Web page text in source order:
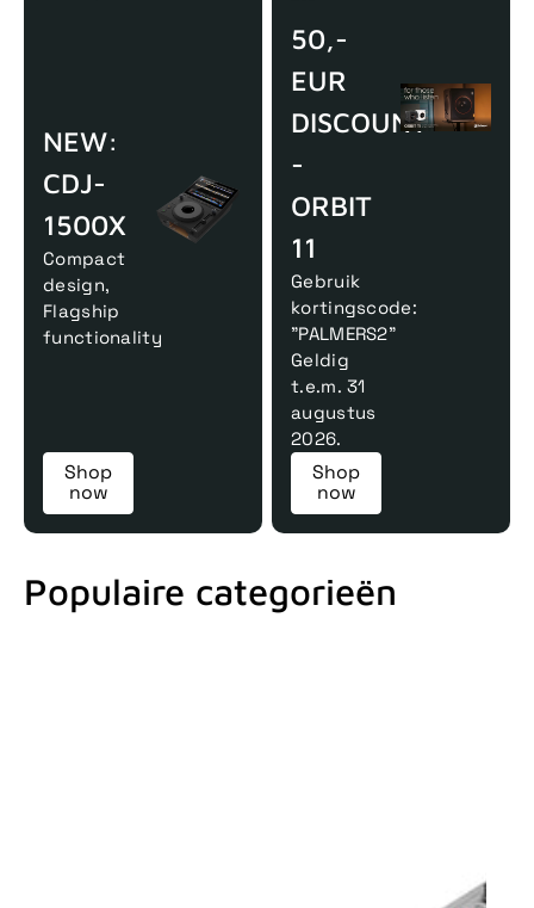
NEW:
CDJ-
1500X
Compact
design,
Flagship
functionality
Shop
now
50,-
EUR
DISCOUNT
-
ORBIT
11
Gebruik
kortingscode:
"PALMERS2"
Geldig
t.e.m. 31
augustus
2026.
Shop
now
Populaire categorieën